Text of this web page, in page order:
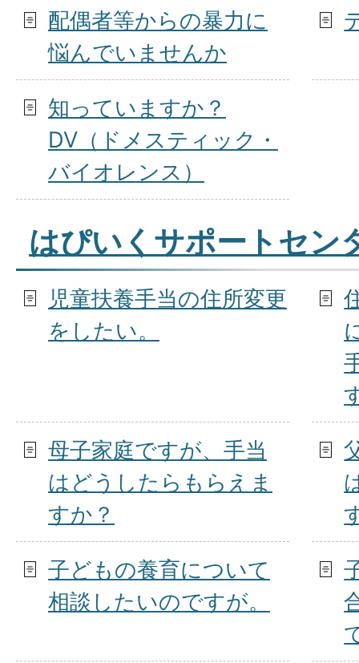
配偶者等からの暴力に
悩んでいませんか
知っていますか？
DV（ドメスティック・
バイオレンス）
はぴいくサポートセン
児童扶養手当の住所変更
をしたい。
母子家庭ですが、手当
はどうしたらもらえま
すか？
子どもの養育について
相談したいのですが。